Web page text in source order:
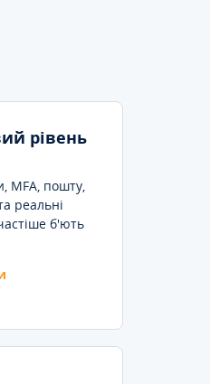
рівень
MFA, пошту,
реальні
б'ють